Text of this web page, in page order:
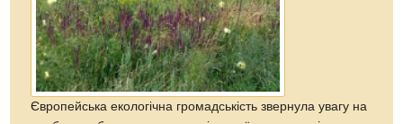
Європейська екологічна громадськість звернула увагу на